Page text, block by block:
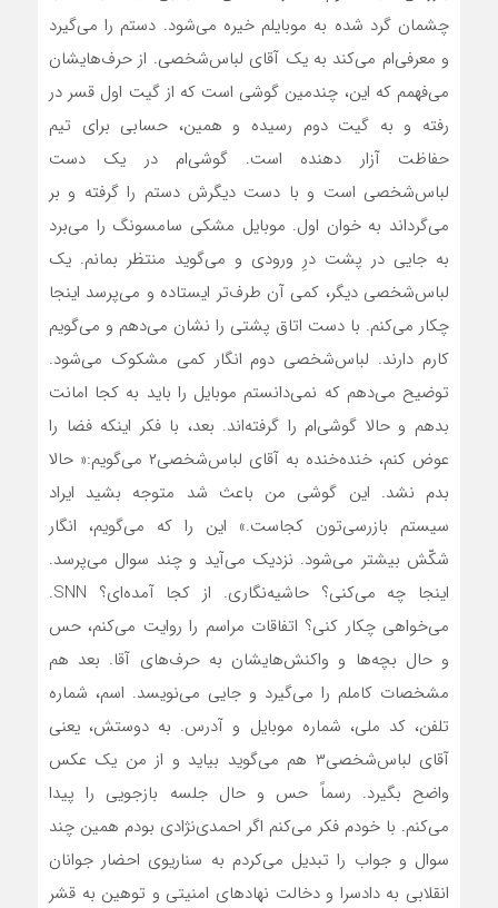
چشمان گرد شده به موبایلم خیره می‌شود. دستم را می‌گیرد
و معرفی‌ام می‌کند به یک آقای لباس‌شخصی. از حرف‌هایشان
می‌فهمم که این، چندمین گوشی است که از گیت اول قسر در
رفته و به گیت دوم رسیده و همین، حسابی برای تیم
حفاظت آزار دهنده است. گوشی‌ام در یک دست
لباس‌شخصی است و با دست دیگرش دستم را گرفته و بر
می‌گرداند به خوان اول. موبایل مشکی سامسونگ را می‌برد
به جایی در پشت درِ ورودی و می‌گوید منتظر بمانم. یک
لباس‌شخصی دیگر، کمی آن طرف‌تر ایستاده و می‌پرسد اینجا
چکار می‌کنم. با دست اتاق پشتی را نشان می‌دهم و می‌گویم
کارم دارند. لباس‌شخصی دوم انگار کمی مشکوک می‌شود.
توضیح می‌دهم که نمی‌دانستم موبایل را باید به کجا امانت
بدهم و حالا گوشی‌ام را گرفته‌اند. بعد، با فکر اینکه فضا را
عوض کنم، خنده‌خنده به آقای لباس‌شخصی۲ می‌گویم:« حالا
بدم نشد. این گوشی من باعث شد متوجه بشید ایراد
سیستم بازرسی‌تون کجاست.» این را که می‌گویم، انگار
شکّش بیشتر می‌شود. نزدیک می‌آید و چند سوال می‌پرسد.
اینجا چه می‌کنی؟ حاشیه‌نگاری. از کجا آمده‌ای؟ SNN.
می‌خواهی چکار کنی؟ اتفاقات مراسم را روایت می‌کنم، حس
و حال بچه‌ها و واکنش‌هایشان به حرف‌های آقا. بعد هم
مشخصات کاملم را می‌گیرد و جایی می‌نویسد. اسم، شماره
تلفن، کد ملی، شماره موبایل و آدرس. به دوستش، یعنی
آقای لباس‌شخصی۳ هم می‌گوید بیاید و از من یک عکس
واضح بگیرد. رسماً حس و حال جلسه بازجویی را پیدا
می‌کنم. با خودم فکر می‌کنم اگر احمدی‌نژادی بودم همین چند
سوال و جواب را تبدیل می‌کردم به سناریوی احضار جوانان
انقلابی به دادسرا و دخالت نهادهای امنیتی و توهین به قشر